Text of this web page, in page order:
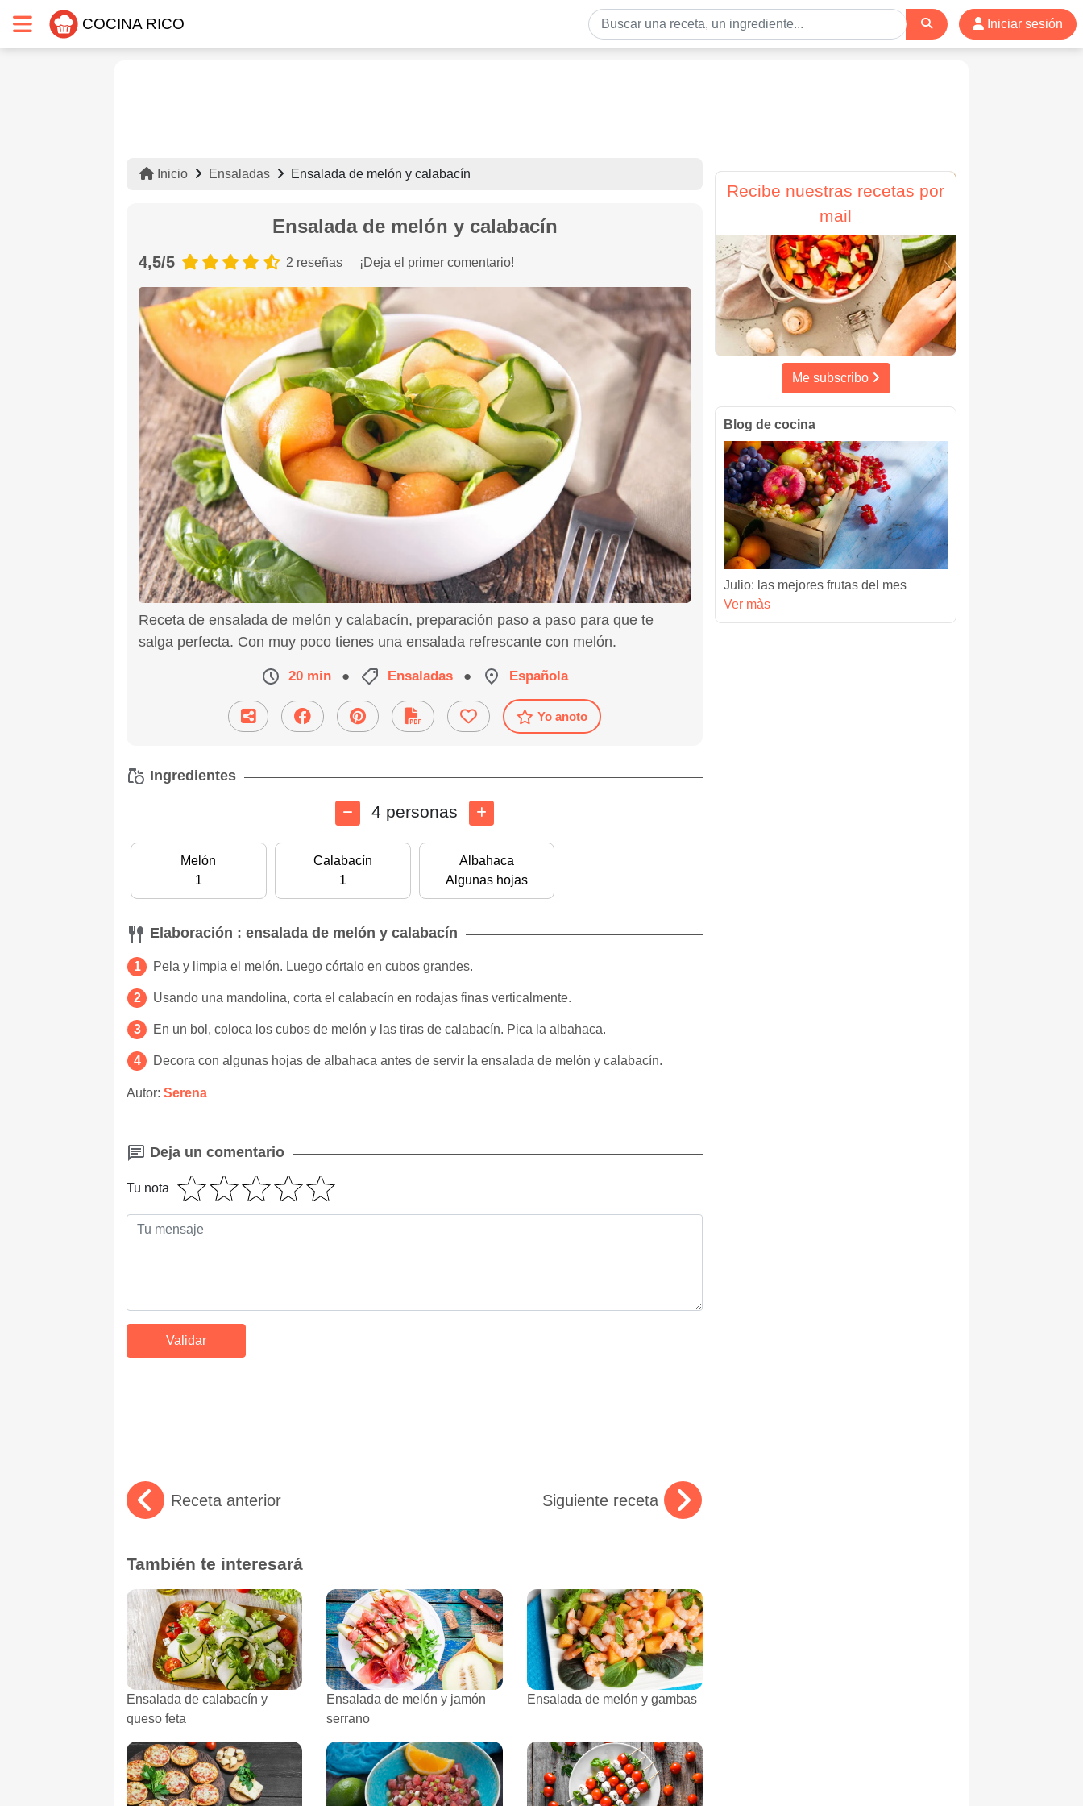
COCINA RICO Iniciar sesión
Inicio Ensaladas Ensalada de melón y calabacín
Ensalada de melón y calabacín
4,5/5 2 reseñas ¡Deja el primer comentario!
Receta de ensalada de melón y calabacín, preparación paso a paso para que te
salga perfecta. Con muy poco tienes una ensalada refrescante con melón.
20 min ● Ensaladas ● Española
Yo anoto
Ingredientes
4 personas
Melón
1
Calabacín
1
Albahaca
Algunas hojas
Elaboración : ensalada de melón y calabacín
Pela y limpia el melón. Luego córtalo en cubos grandes.
Usando una mandolina, corta el calabacín en rodajas finas verticalmente.
En un bol, coloca los cubos de melón y las tiras de calabacín. Pica la albahaca.
Decora con algunas hojas de albahaca antes de servir la ensalada de melón y calabacín.
Autor: Serena
Deja un comentario
Tu nota
Receta anterior Siguiente receta
También te interesará
Ensalada de calabacín y
queso feta
Ensalada de melón y jamón
serrano
Ensalada de melón y gambas
Recibe nuestras recetas por
mail
Me subscribo
Blog de cocina
Julio: las mejores frutas del mes
Ver màs